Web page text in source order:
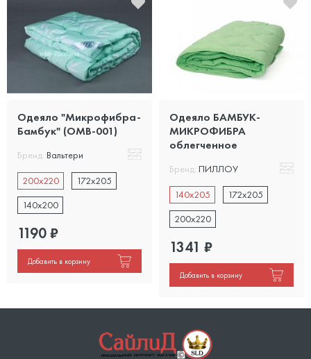
Одеяло "Микрофибра-
Бамбук" (OMB-001)
Бренд: Вальтери
200x220
172x205
140x200
1190₽
Добавить в корзину
Одеяло БАМБУК-
МИКРОФИБРА
облегченное
Бренд: ПИЛЛОУ
140x205
172x205
200x220
1341 ₽
Добавить в корзину